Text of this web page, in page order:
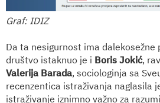
Graf: IDIZ
Da ta nesigurnost ima
društvo istaknuo je i Boris Jokić,
Valerija Barada, sociologinja sa
recenzentica istraživanja naglasila
istraživanje iznimno važno za